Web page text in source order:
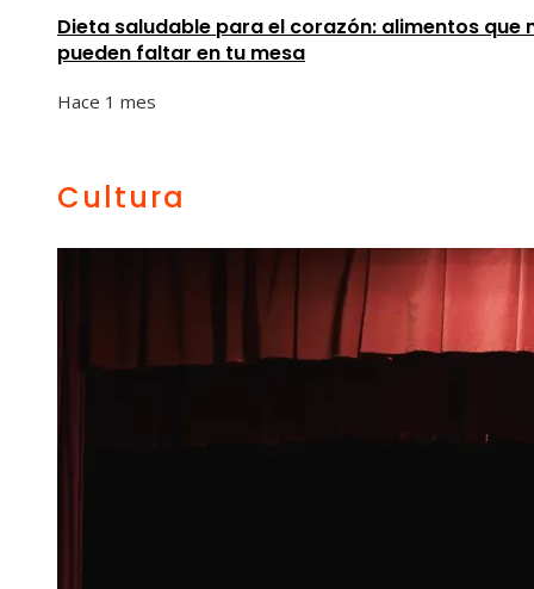
Dieta saludable para el corazón: alimentos que
pueden faltar en tu mesa
Hace 1 mes
Cultura